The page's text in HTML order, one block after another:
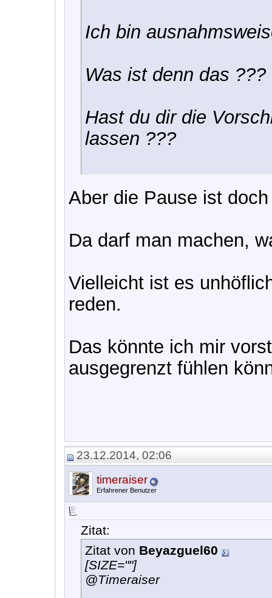
Ich bin
Was ist denn das ???
Hast du dir die
lassen ???
Aber die Pause ist
Da darf man machen,
Vielleicht ist es
reden.
Das könnte ich mir
ausgegrenzt fühlen
23.12.2014, 02:06
timeraiser
Erfahrener Benutzer
Zitat:
Zitat von Beyazguel60
[SIZE=""]
@Timeraiser